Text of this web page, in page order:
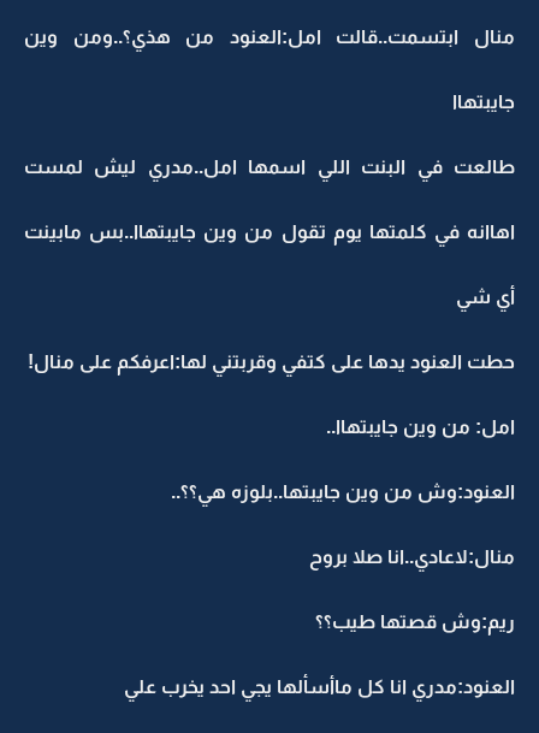
منال ابتسمت..قالت امل:العنود من هذي؟..ومن وين
جايبتهاا
طالعت في البنت اللي اسمها امل..مدري ليش لمست
اهاانه في كلمتها يوم تقول من وين جايبتهاا..بس مابينت
أي شي
حطت العنود يدها على كتفي وقربتني لها:اعرفكم على منال!
امل: من وين جايبتهاا..
العنود:وش من وين جايبتها..بلوزه هي؟؟..
منال:لاعادي..انا صلا بروح
ريم:وش قصتها طيب؟؟
العنود:مدري انا كل ماأسألها يجي احد يخرب علي